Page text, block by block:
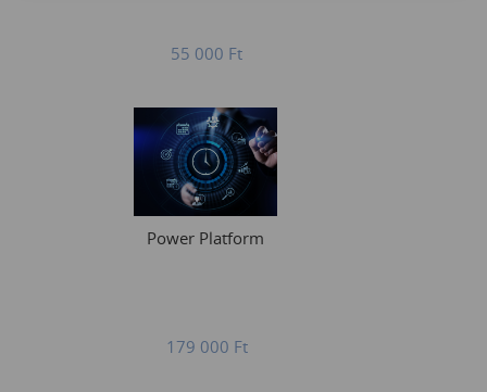
55 000 Ft
Power Platform
179 000 Ft